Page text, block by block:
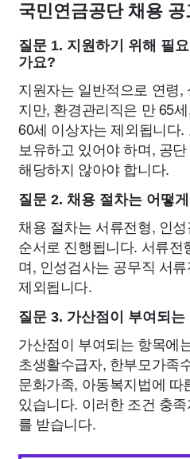
국민연금공단 채용
질문 1. 지원하기 위해 필
가요?
지원자는 일반적으로 연령,
지만, 환경관리직은 만 65
60세 이상자는 제외됩니다
보유하고 있어야 하며, 공
해당하지 않아야 합니다.
질문 2. 채용 절차는 어떻
채용 절차는 서류전형, 인
순서로 진행됩니다. 서류
며, 인성검사는 공무직 서
제외됩니다.
질문 3. 가산점이 부여되
가산점이 부여되는 항목에
초생활수급자, 한부모가족
문화가족, 아동복지법에
있습니다. 이러한 조건 충
를 받습니다.